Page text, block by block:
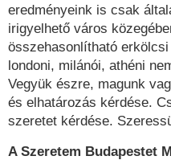
eredményeink is csak
irigyelhető város
összehasonlítható
londoni, milánói, athéni
Vegyük észre, magunk
és elhatározás kérdése.
szeretet kérdése.
A Szeretem Budapestet